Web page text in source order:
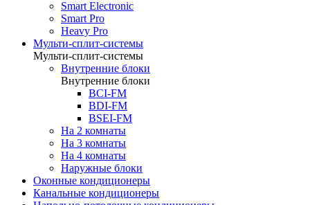
Smart Electronic
Smart Pro
Heavy Pro
Мульти-сплит-системы
Мульти-сплит-системы
Внутренние блоки
Внутренние блоки
BCI-FM
BDI-FM
BSEI-FM
На 2 комнаты
На 3 комнаты
На 4 комнаты
Наружные блоки
Оконные кондиционеры
Канальные кондиционеры